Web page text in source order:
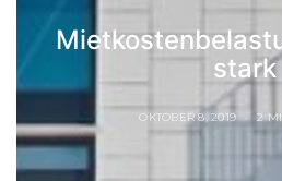
stark
OKTOBER 8, 2019 2